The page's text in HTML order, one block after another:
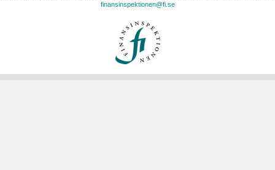
finansinspektionen@fi.se